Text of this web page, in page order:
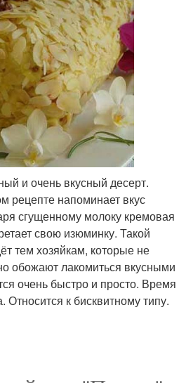
и очень вкусный десерт.
рецепте напоминает вкус
сгущенному молоку кремовая
свою изюминку. Такой
тем хозяйкам, которые не
обожают лакомиться вкусными
очень быстро и просто. Время
Относится к бисквитному типу.